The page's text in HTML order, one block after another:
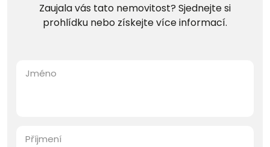
Zaujala vás tato nemovitost? Sjednejte si
prohlídku nebo získejte více informací.
Jméno
Příjmení